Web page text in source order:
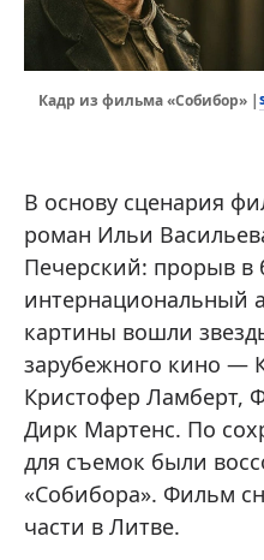
Кадр из фильма «Собибор» |
В основу сценария
роман Ильи
Печерский: прорыв в
интернациональный
картины вошли
зарубежного кино —
Кристофер Ламберт,
Дирк Мартенс. По
для съемок были
«Собибора». Фильм
части в Литве.